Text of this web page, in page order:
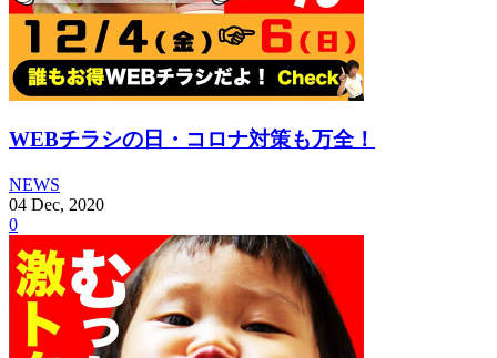
WEBチラシの日・コロナ対策も万全！
NEWS
04 Dec, 2020
0